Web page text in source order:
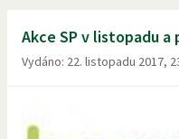
Akce SP v listopadu a
Vydáno: 22. listopadu 2017,